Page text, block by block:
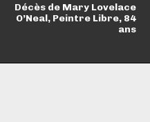
Décès de Mary Lovelace
O’Neal, Peintre Libre, 84
ans